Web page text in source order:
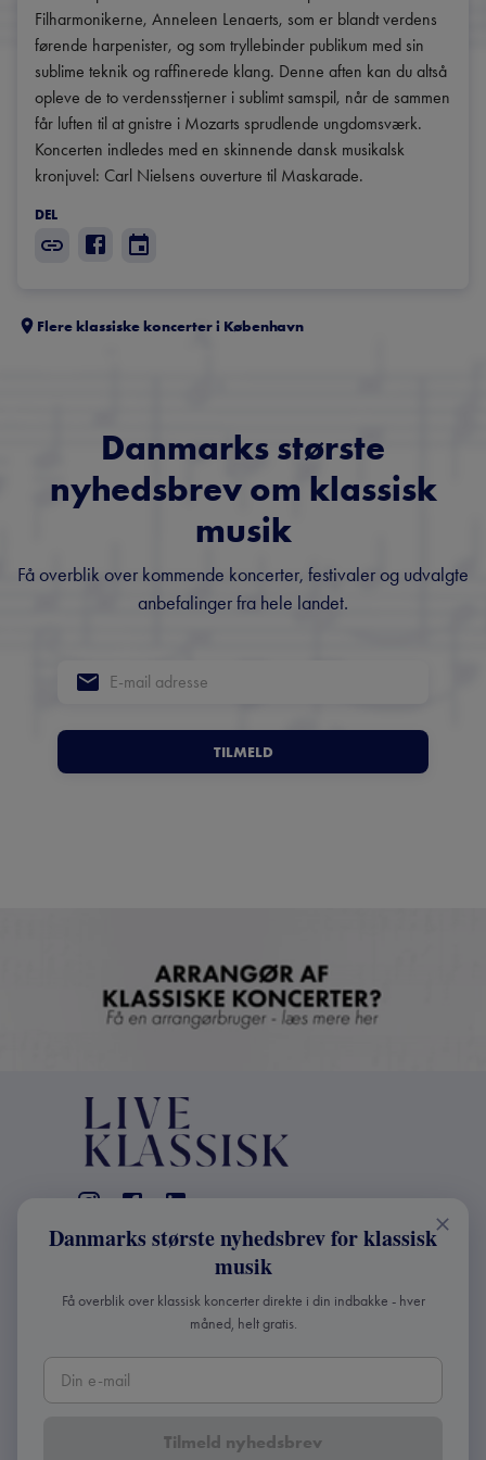
Filharmonikerne, Anneleen Lenaerts, som er blandt verdens
førende harpenister, og som tryllebinder publikum med sin
sublime teknik og raffinerede klang. Denne aften kan du altså
opleve de to verdensstjerner i sublimt samspil, når de sammen
får luften til at gnistre i Mozarts sprudlende ungdomsværk.
Koncerten indledes med en skinnende dansk musikalsk
kronjuvel: Carl Nielsens ouverture til Maskarade.
DEL
Flere klassiske koncerter i København
Danmarks største
nyhedsbrev om klassisk
musik
Få overblik over kommende koncerter, festivaler og udvalgte
anbefalinger fra hele landet.
TILMELD
KONTAKT
info@liveklassisk.dk
Live Klassisk ApS
CVR 41507780
2026Live Klassisk •Fortroligheds- og
Danmarks største nyhedsbrev for klassisk
musik
Få overblik over klassisk koncerter direkte i din indbakke - hver
måned, helt gratis.
Tilmeld nyhedsbrev